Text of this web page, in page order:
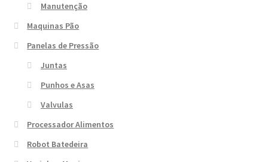
Manutenção
Maquinas Pão
Panelas de Pressão
Juntas
Punhos e Asas
Valvulas
Processador Alimentos
Robot Batedeira